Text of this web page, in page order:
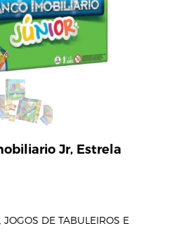
Jr, Estrela
, JOGOS DE TABULEIROS E